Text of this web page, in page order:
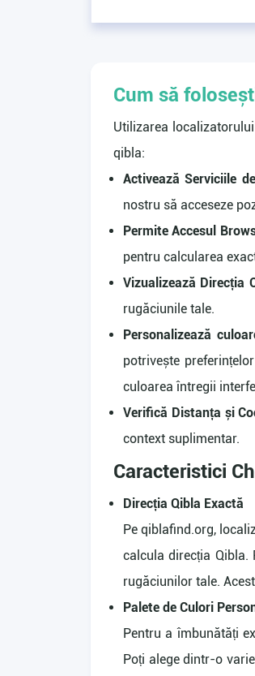
Cum să
Utilizarea
qibla:
Activează Serviciile
nostru să acceseze
Permite Accesul
pentru calcularea
Vizualizează Direcția
rugăciunile tale.
Personalizează
potrivește
culoarea întregii
Verifică Distanța și
context suplimentar.
Caracteristici
Direcția Qibla Exactă
Pe qiblafind.org,
calcula direcția Qibla.
rugăciunilor tale.
Palete de Culori
Pentru a îmbunătăți
Poți alege dintr-o